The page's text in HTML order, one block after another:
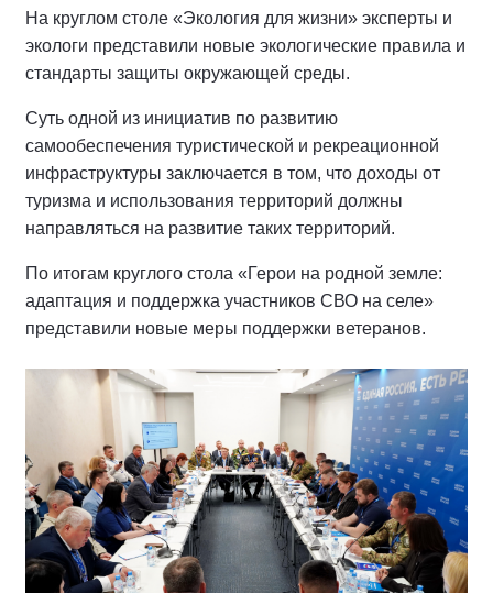
На круглом столе «Экология для жизни» эксперты и
экологи представили новые экологические правила и
стандарты защиты окружающей среды.
Суть одной из инициатив по развитию
самообеспечения туристической и рекреационной
инфраструктуры заключается в том, что доходы от
туризма и использования территорий должны
направляться на развитие таких территорий.
По итогам круглого стола «Герои на родной земле:
адаптация и поддержка участников СВО на селе»
представили новые меры поддержки ветеранов.